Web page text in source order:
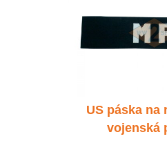
US páska na
vojenská